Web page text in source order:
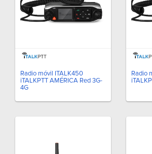
Radio móvil ITALK450
iTALKPTT AMÉRICA Red 3G-
4G
Radio